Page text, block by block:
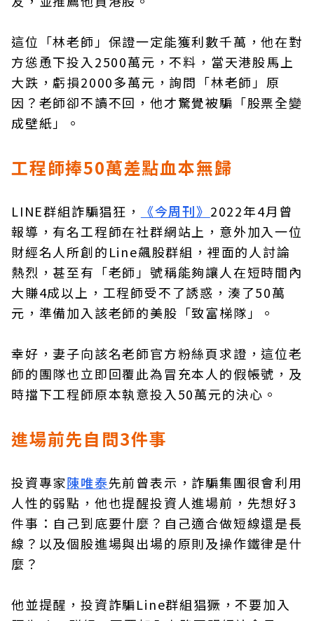
這位「林老師」保證一定能獲利數千萬，他在對
方慫恿下投入2500萬元，不料，當天港股馬上
大跌，虧損2000多萬元，詢問「林老師」原
因？老師卻不讀不回，他才驚覺被騙「股票全變
成壁紙」。
工程師捧50萬差點血本無歸
LINE群組詐騙猖狂， 《今周刊》 2022年4月曾
報導，有名工程師在社群網站上，意外加入一位
財經名人所創的Line飆股群組，裡面的人討論
熱烈，甚至有「老師」號稱能夠讓人在短時間內
大賺4成以上，工程師受不了誘惑，湊了50萬
元，準備加入該老師的美股「致富梯隊」。
幸好，妻子向該名老師官方粉絲頁求證，這位老
師的團隊也立即回覆此為冒充本人的假帳號，及
時擋下工程師原本執意投入50萬元的決心。
進場前先自問3件事
投資專家陳唯泰先前曾表示，詐騙集團很會利用
人性的弱點，他也提醒投資人進場前，先想好3
件事：自己到底要什麼？自己適合做短線還是長
線？以及個股進場與出場的原則及操作鐵律是什
麼？
他並提醒，投資詐騙Line群組猖獗，不要加入